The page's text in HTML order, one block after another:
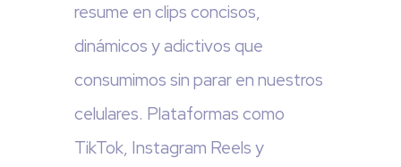
resume en clips concisos,
dinámicos y adictivos que
consumimos sin parar en nuestros
celulares. Plataformas como
TikTok, Instagram Reels y